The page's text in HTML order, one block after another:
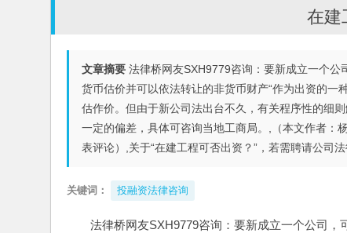
在建
文章摘要 法律桥网友SXH9779咨询：要新成立一个公
货币估价并可以依法转让的非货币财产“作为出资的
估作价。但由于新公司法出台不久，有关程序性的细
一定的偏差，具体可咨询当地工商局。,（本文作者：
表评论）,关于“在建工程可否出资？”，若需聘请公司
关键词： 投融资法律咨询
法律桥网友SXH9779咨询：要新成立一个公司，